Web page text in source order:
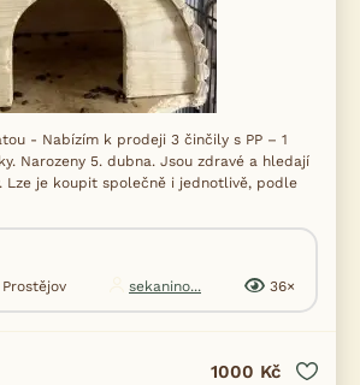
- Nabízím k prodeji 3 činčily s PP – 1
Narozeny 5. dubna. Jsou zdravé a hledají
Lze je koupit společně i jednotlivě, podle
sekanino... 36×
1000 Kč